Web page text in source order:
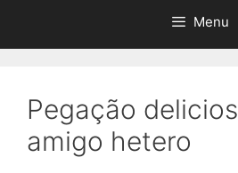
Menu
Pegação
amigo hetero